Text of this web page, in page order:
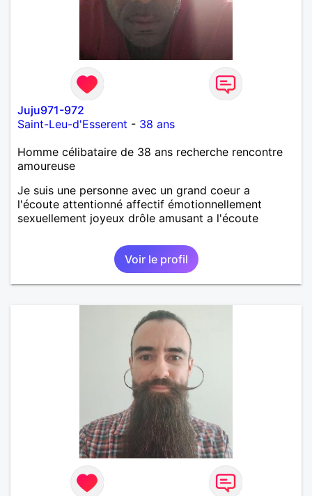
Juju971-972
Saint-Leu-d'Esserent - 38 ans
Homme célibataire de 38 ans recherche rencontre
amoureuse
Je suis une personne avec un grand coeur a
l'écoute attentionné affectif émotionnellement
sexuellement joyeux drôle amusant a l'écoute
Voir le profil